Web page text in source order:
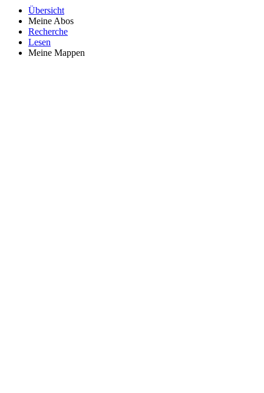
Übersicht
Meine Abos
Recherche
Lesen
Meine Mappen